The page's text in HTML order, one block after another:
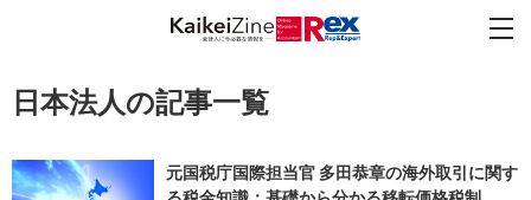
日本法人の記事一覧
元国税庁国際担当官 多田恭章の海外取引に関す